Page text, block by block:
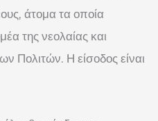
άτομα τα οποία
της νεολαίας και
Πολιτών. Η είσοδος είναι